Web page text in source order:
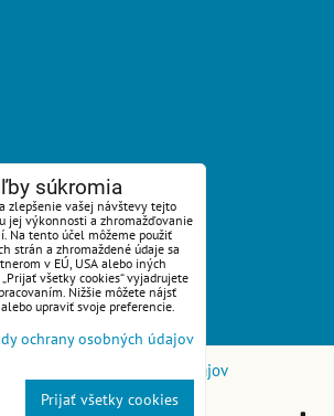
SPÄŤ
Zásady ochrany osobných údajov
súkromia
zlepšenie vašej návštevy tejto
jej výkonnosti a zhromažďovanie
Na tento účel môžeme použiť
strán a zhromaždené údaje sa
v EÚ, USA alebo iných
všetky cookies“ vyjadrujete
Nižšie môžete nájsť
upraviť svoje preferencie.
ochrany osobných údajov
Prijať všetky cookies